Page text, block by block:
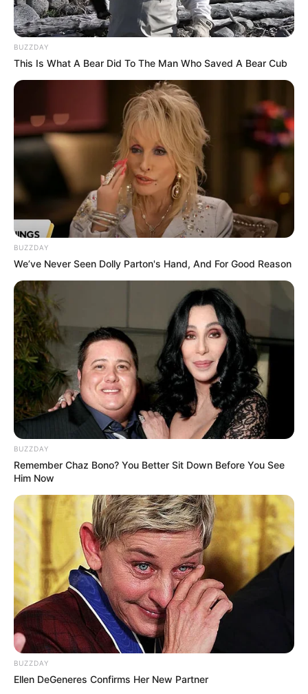
BUZZDAY
This Is What A Bear Did To The Man Who Saved A Bear Cub
BUZZDAY
We’ve Never Seen Dolly Parton's Hand, And For Good Reason
BUZZDAY
Remember Chaz Bono? You Better Sit Down Before You See
Him Now
BUZZDAY
Ellen DeGeneres Confirms Her New Partner